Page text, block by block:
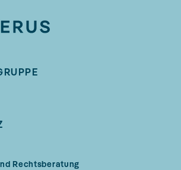
Rechtsberatung